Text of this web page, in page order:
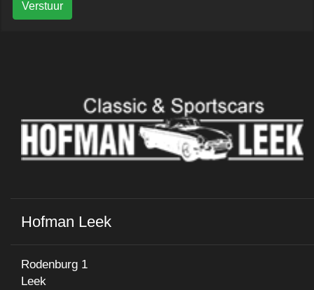
Verstuur
Hofman Leek
Rodenburg 1
Leek